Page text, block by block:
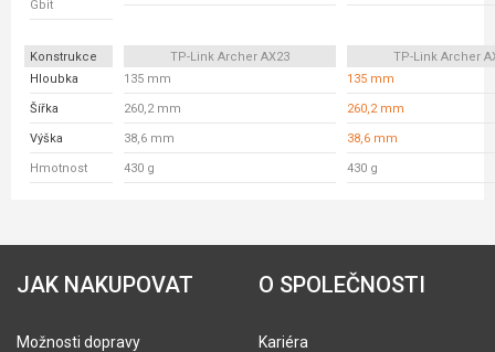
Gbit
Konstrukce TP-Link Archer AX23
TP-Link Archer
Hloubka
135 mm 135 mm
Šířka 260,2 mm 260,2 mm
Výška 38,6 mm 38,6 mm
Hmotnost 430 g 430 g
JAK NAKUPOVAT
Možnosti dopravy
O SPOLEČNOSTI
Kariéra